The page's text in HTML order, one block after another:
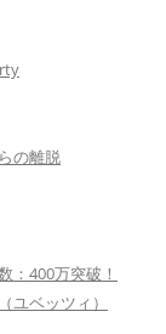
の離脱
：400万突破！
ユベッツィ）